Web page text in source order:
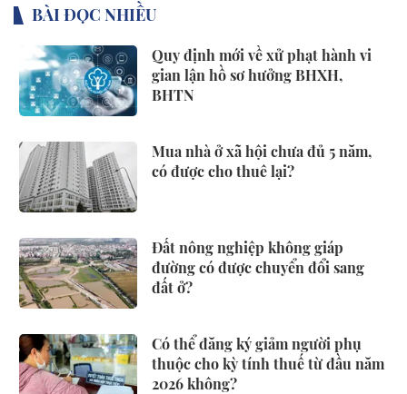
BÀI ĐỌC NHIỀU
Quy định mới về xử phạt hành vi
gian lận hồ sơ hưởng BHXH,
BHTN
Mua nhà ở xã hội chưa đủ 5 năm,
có được cho thuê lại?
Đất nông nghiệp không giáp
đường có được chuyển đổi sang
đất ở?
Có thể đăng ký giảm người phụ
thuộc cho kỳ tính thuế từ đầu năm
2026 không?